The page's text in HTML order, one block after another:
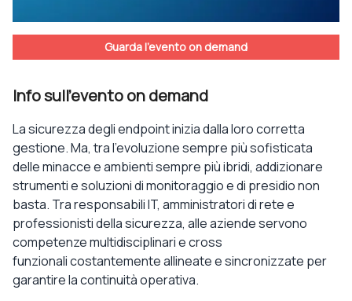
Guarda l'evento on demand
Info sull'evento on demand
Lasicurezza degli endpointinizia dalla loro corretta
gestione. Ma, tra l’evoluzione sempre più sofisticata
delle minacce e ambienti sempre più ibridi, addizionare
strumenti e soluzioni di monitoraggio e di presidio non
basta. Tra responsabili IT, amministratori di rete e
professionisti della sicurezza, alle aziendeservono
competenze multidisciplinari e cross
funzionalicostantemente allineate e sincronizzate per
garantire la continuità operativa.